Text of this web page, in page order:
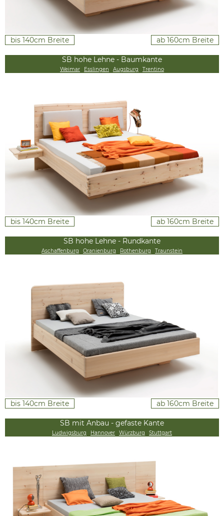
bis 140cm Breite ab 160cm Breite
SB hohe Lehne - Baumkante
Weimar Esslingen Augsburg Trentino
bis 140cm Breite ab 160cm Breite
SB hohe Lehne - Rundkante
Aschaffenburg Oranienburg Rothenburg Traunstein
bis 140cm Breite ab 160cm Breite
SB mit Anbau - gefaste Kante
Ludwigsburg Hannover Würzburg Stuttgart